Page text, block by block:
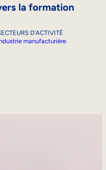
la formation
D’ACTIVITÉ
manufacturière